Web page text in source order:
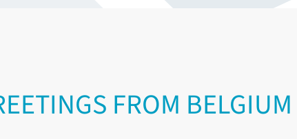
FROM BELGIUM